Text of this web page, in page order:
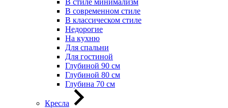
В современном стиле
В классическом стиле
Недорогие
На кухню
Для спальни
Для гостиной
Глубиной 90 см
Глубиной 80 см
Глубина 70 см
Кресла